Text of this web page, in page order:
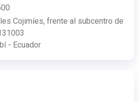
Cojimíes, frente al subcentro de
- Ecuador